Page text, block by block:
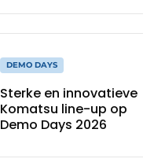
DEMO DAYS
Sterke en innovatieve
Komatsu line-up op
Demo Days 2026